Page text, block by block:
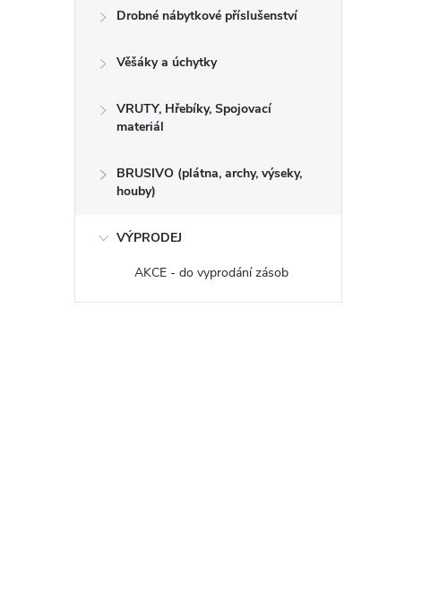
Drobné nábytkové příslušenství
Věšáky a úchytky
VRUTY, Hřebíky, Spojovací
materiál
BRUSIVO (plátna, archy, výseky,
houby)
VÝPRODEJ
AKCE - do vyprodání zásob